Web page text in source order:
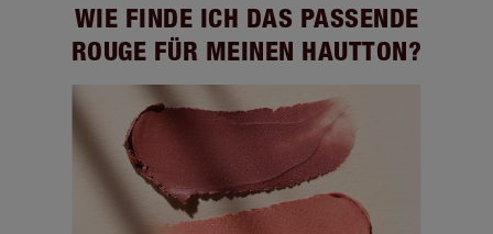
WIE FINDE ICH DAS PASSENDE
ROUGE FÜR MEINEN HAUTTON?